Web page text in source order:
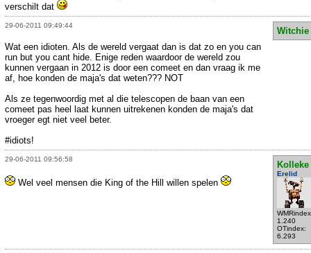
verschilt dat
29-06-2011 09:49:44
Witchie
Wat een idioten. Als de wereld vergaat dan is dat zo en you can
run but you cant hide. Enige reden waardoor de wereld zou
kunnen vergaan in 2012 is door een comeet en dan vraag ik me
af, hoe konden de maja's dat weten??? NOT
Als ze tegenwoordig met al die telescopen de baan van een
comeet pas heel laat kunnen uitrekenen konden de maja's dat
vroeger egt niet veel beter.
#idiots!
29-06-2011 09:56:58
Kolleke
Erelid
1.240
OTindex:
6.293
Wel veel mensen die King of the Hill willen spelen